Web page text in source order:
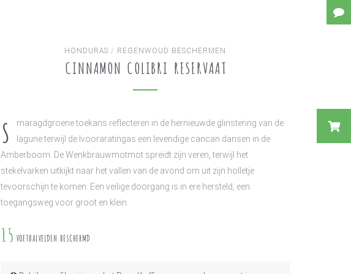
HONDURAS / REGENWOUD BESCHERMEN
CINNAMON COLIBRI RESERVAAT
S
maragdgroene toekans reflecteren in de hernieuwde glinstering van de
lagune terwijl de Ivooraratingas een levendige cancan dansen in de
Amberboom. De Wenkbrauwmotmot spreidt zijn veren, terwijl het
stekelvarken uitkijkt naar het vallen van de avond om uit zijn holletje
tevoorschijn te komen. Een veilige doorgang is in ere hersteld, een
toegangsweg voor groot en klein.
15 VOETBALVELDEN BESCHERMD